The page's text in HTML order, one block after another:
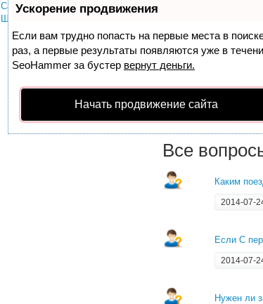
Самолеты
Шопинг
Ускорение продвижения
Если вам трудно попасть на первые места в
раз, а первые результаты появляются уже в
SeoHammer за бустер вернут деньги.
Начать продвижение сайта
Все
Каким
2014-07-
Если С
2014-07-
Нужен ли